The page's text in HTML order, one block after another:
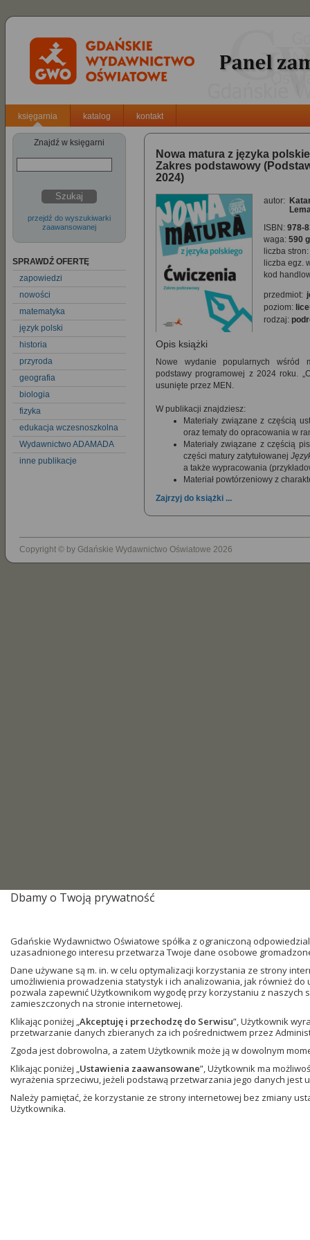
księgarnia katalog kontakt
Znajdź w księgarni
Szukaj
przejdź do wyszukiwarki
zaawansowanej
SPRAWDŹ OFERTĘ
zapowiedzi
nowości
matematyka
język polski
historia
przyroda
geografia
biologia
fizyka
edukacja wczesnoszkolna
Wydawnictwo ADAMADA
inne publikacje
Nowa matura z języka
Zakres podstawowy
2024)
autor:
ISBN: 978-
waga: 590 g
liczba stron:
liczba egz.
kod
przedmiot:
poziom:
rodzaj:
Opis książki
Nowe wydanie popularnych wśród
podstawy programowej z 2024 roku.
usunięte przez MEN.
W publikacji znajdziesz:
Materiały związane z częścią
oraz tematy do opracowania w
Materiały związane z częścią
części matury zatytułowanej
a także wypracowania
Materiał powtórzeniowy z
Zajrzyj do książki ...
Copyright © by Gdańskie Wydawnictwo Oświatowe 2026
Dbamy o Twoją prywatność
Gdańskie Wydawnictwo Oświatowe spółka z ograniczoną
uzasadnionego interesu przetwarza Twoje dane osobowe
Dane używane są m. in. w celu optymalizacji korzystania ze strony
umożliwienia prowadzenia statystyk i ich analizowania, jak również
pozwala zapewnić Użytkownikom wygodę przy korzystaniu z
zamieszczonych na stronie internetowej.
Klikając poniżej „Akceptuję i przechodzę do Serwisu”, Użytkownik
przetwarzanie danych zbieranych za ich pośrednictwem przez
Zgoda jest dobrowolna, a zatem Użytkownik może ją w dowolnym
Klikając poniżej „Ustawienia zaawansowane”, Użytkownik ma
wyrażenia sprzeciwu, jeżeli podstawą przetwarzania jego danych jest
Należy pamiętać, że korzystanie ze strony internetowej bez zmiany
Użytkownika.